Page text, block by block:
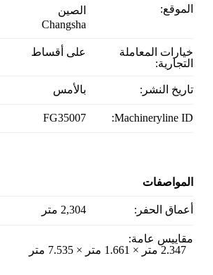
الموقع:
الصين
Changsha
خيارات المعاملة
التجارية:
على أقساط
تاريخ النشر: بالأمس
Machineryline ID:
FG35007
المواصفات
أعماق الحفر: 2,304 متر
مقاييس عامة:
2.347 متر × 1.661 متر × 7.535 متر